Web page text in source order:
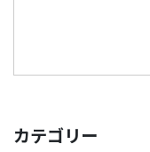
カテゴリー